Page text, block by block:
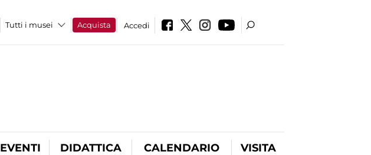
Tutti i musei Acquista Accedi
EVENTI DIDATTICA CALENDARIO VISITA